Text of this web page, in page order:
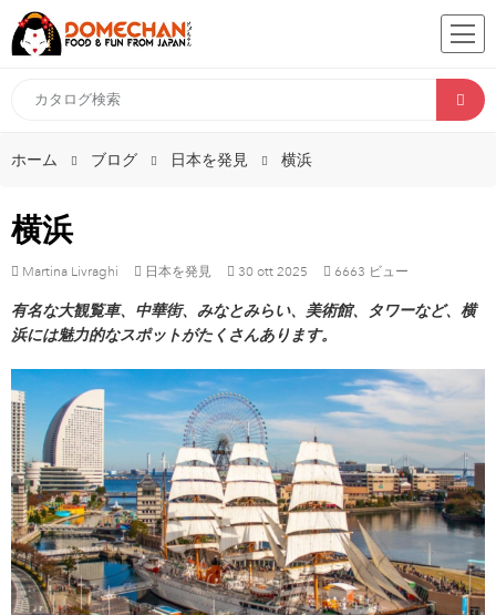
ホーム ブログ 日本を発見 横浜
横浜
Martina Livraghi 日本を発見 30 ott 2025 6663 ビュー
有名な大観覧車、中華街、みなとみらい、美術館、タワーなど、横
浜には魅力的なスポットがたくさんあります。